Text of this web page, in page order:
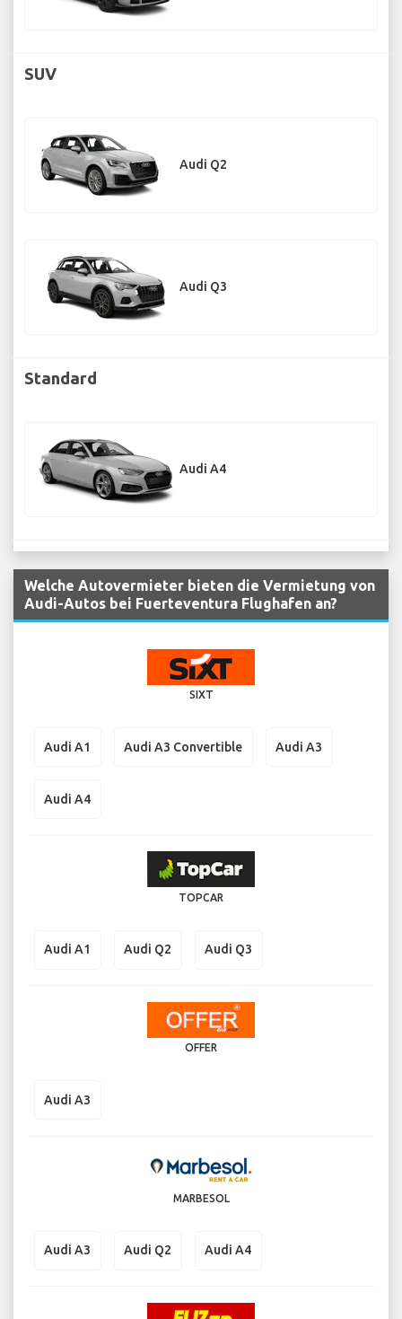
SUV
Audi Q2
Audi Q3
Standard
Audi A4
Welche Autovermieter bieten die Vermietung von
Audi-Autos bei Fuerteventura Flughafen an?
SIXT
Audi A1 Audi A3 Convertible Audi A3
Audi A4
TOPCAR
Audi A1 Audi Q2 Audi Q3
OFFER
Audi A3
MARBESOL
Audi A3 Audi Q2 Audi A4